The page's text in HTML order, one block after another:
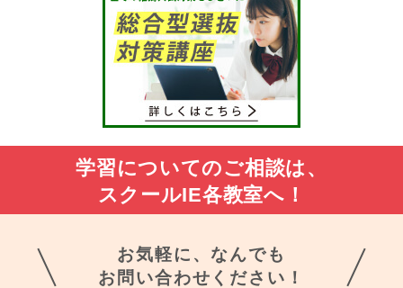
学習についてのご相談は、
スクールIE各教室へ！
お気軽に、なんでも
お問い合わせください！